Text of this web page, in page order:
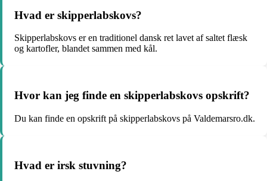
Hvad er skipperlabskovs?
Skipperlabskovs er en traditionel dansk ret lavet af saltet flæsk
og kartofler, blandet sammen med kål.
Hvor kan jeg finde en skipperlabskovs opskrift?
Du kan finde en opskrift på skipperlabskovs på Valdemarsro.dk.
Hvad er irsk stuvning?